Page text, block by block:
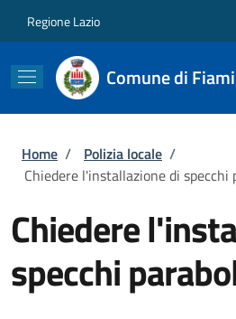
Regione Lazio
Comune di
Briciole di pane
Home / Polizia locale /
Chiedere l'installazione di specchi
Chiedere
specchi